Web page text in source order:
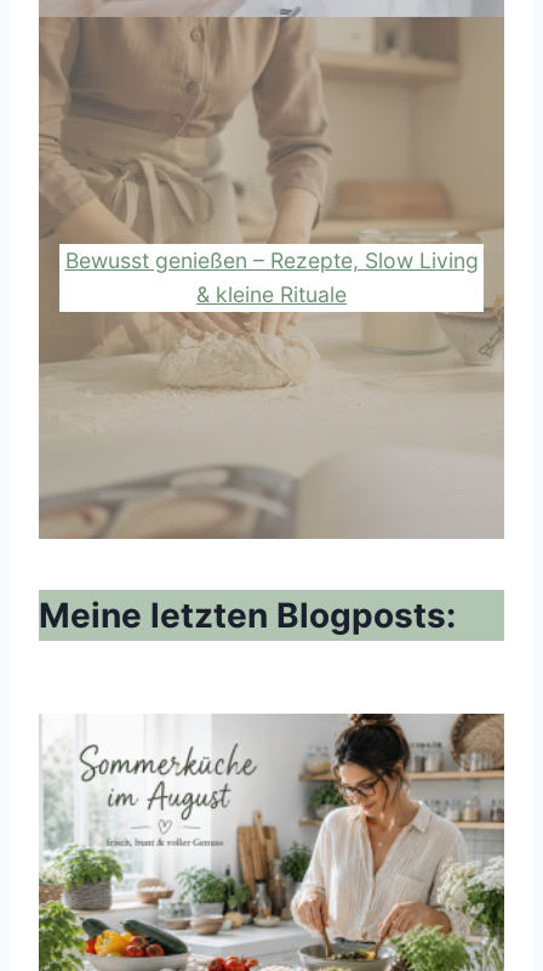
Bewusst genießen – Rezepte, Slow Living
& kleine Rituale
Meine letzten Blogposts: